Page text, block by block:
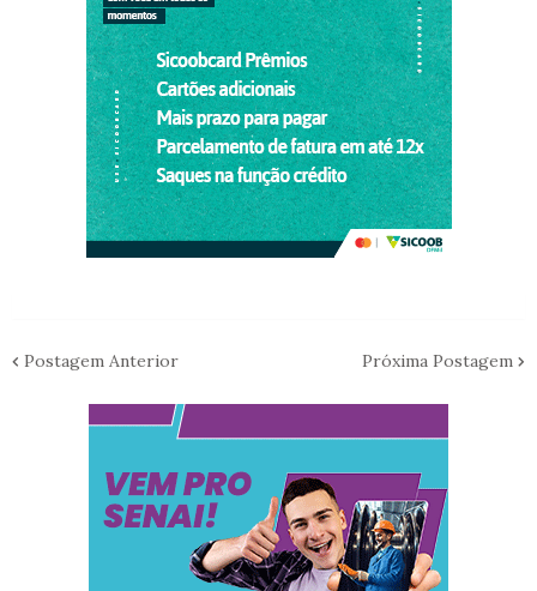
Postagem Anterior Próxima Postagem